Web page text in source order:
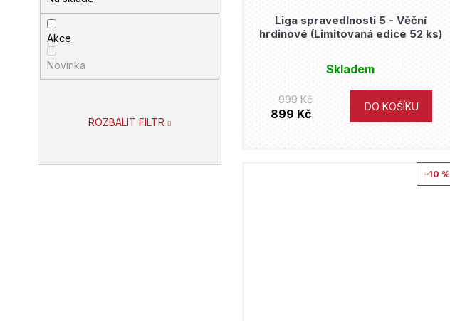
Akce
Novinka
ROZBALIT FILTR
Liga spravedlnosti 5 - Věční
hrdinové (Limitovaná edice 52 ks)
Skladem
999 Kč
899 Kč
DO KOŠÍKU
–10 %